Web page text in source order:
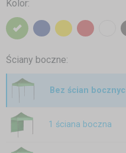
Kolor:
Ściany boczne:
Bez ścian
1 ściana boczna